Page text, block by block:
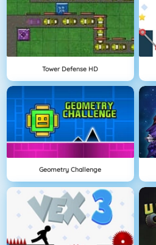
Tower Defense HD
Geometry Challenge